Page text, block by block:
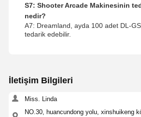
S7: Shooter Arcade Makinesinin
nedir?
A7: Dreamland, ayda 100 adet DL-
tedarik edebilir.
İletişim Bilgileri
Miss. Linda
NO.30, huancundong yolu, xinshuikeng